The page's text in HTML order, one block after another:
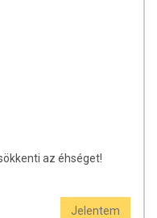
frissítjük, törekszünk arra,
adatok (beleértve a
eltérhetnek az élelmiszerek
információkat a termékek
az éhséget!
Jelentem